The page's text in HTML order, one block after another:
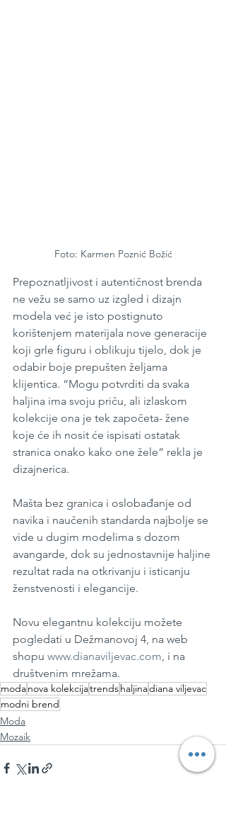
Foto: Karmen Poznić Božić
Prepoznatljivost i autentičnost brenda
ne vežu se samo uz izgled i dizajn
modela već je isto postignuto
korištenjem materijala nove generacije
koji grle figuru i oblikuju tijelo, dok je
odabir boje prepušten željama
klijentica. “Mogu potvrditi da svaka
haljina ima svoju priču, ali izlaskom
kolekcije ona je tek započeta- žene
koje će ih nosit će ispisati ostatak
stranica onako kako one žele“ rekla je
dizajnerica.
Mašta bez granica i oslobađanje od
navika i naučenih standarda najbolje se
vide u dugim modelima s dozom
avangarde, dok su jednostavnije haljine
rezultat rada na otkrivanju i isticanju
ženstvenosti i elegancije.
Novu elegantnu kolekciju možete
pogledati u Dežmanovoj 4, na web
shopu www.dianaviljevac.com, i na
društvenim mrežama.
modanova kolekcijatrendshaljinadiana viljevac
modni brend
Moda
Mozaik